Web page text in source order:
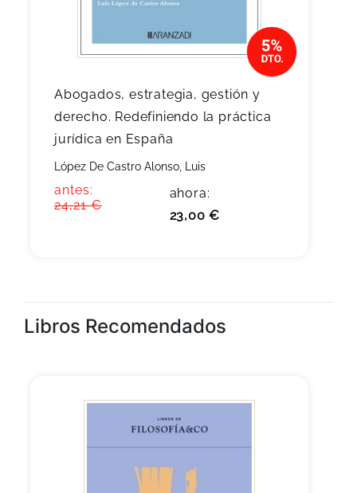
Abogados, estrategia, gestión y
derecho. Redefiniendo la práctica
jurídica en España
López De Castro Alonso, Luis
antes:
24,21 €
ahora:
23,00 €
Libros Recomendados